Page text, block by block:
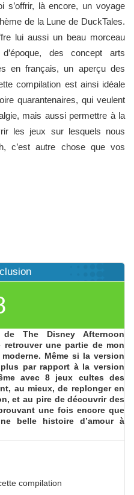
s’offrir, là encore, un voyage
de la Lune de DuckTales.
lui aussi un beau morceau
des concept arts
en français, un aperçu des
compilation est ainsi idéale
quarantenaires, qui veulent
mais aussi permettre à la
les jeux sur lesquels nous
c’est autre chose que vos
The Disney Afternoon
une partie de mon
Même si la version
par rapport à la version
avec 8 jeux cultes des
au mieux, de replonger en
et au pire de découvrir des
une fois encore que
belle histoire d’amour à
compilation